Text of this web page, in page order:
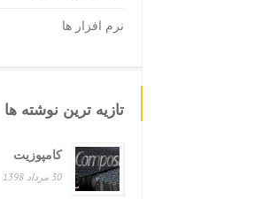
نرم افزار ها
تازیه ترین نوشته ها
کامپوزیت
30 مرداد 1398